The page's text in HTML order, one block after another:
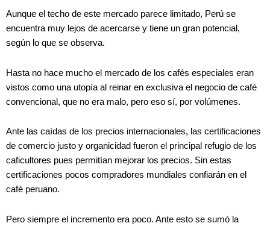
Aunque el techo de este mercado parece limitado, Perú se
encuentra muy lejos de acercarse y tiene un gran potencial,
según lo que se observa.
Hasta no hace mucho el mercado de los cafés especiales eran
vistos como una utopía al reinar en exclusiva el negocio de café
convencional, que no era malo, pero eso sí, por volúmenes.
Ante las caídas de los precios internacionales, las certificaciones
de comercio justo y organicidad fueron el principal refugio de los
caficultores pues permitían mejorar los precios. Sin estas
certificaciones pocos compradores mundiales confiarán en el
café peruano.
Pero siempre el incremento era poco. Ante esto se sumó la